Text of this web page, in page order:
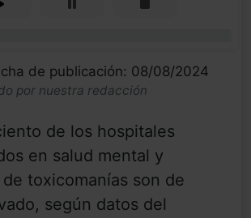
de publicación: 08/08/2024
por nuestra redacción
de los hospitales
en salud mental y
toxicomanías son de
según datos del